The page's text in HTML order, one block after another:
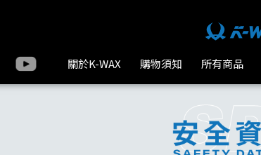
關於K-WAX 購物須知 所有商品